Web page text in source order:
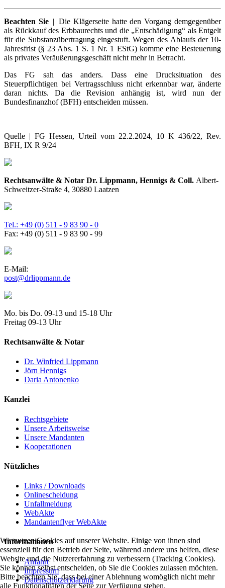
Beachten Sie | Die Klägerseite hatte den Vorgang demgegenüber
als Rückkauf des Erbbaurechts und die „Entschädigung“ als Entgelt
für die Substanzübertragung eingestuft. Wegen des Ablaufs der 10-
Jahresfrist (§ 23 Abs. 1 S. 1 Nr. 1 EStG) komme eine Besteuerung
als privates Veräußerungsgeschäft nicht mehr in Betracht.
Das FG sah das anders. Dass eine Drucksituation des
Steuerpflichtigen bei Vertragsschluss nicht erkennbar war, änderte
daran nichts. Da die Revision anhängig ist, wird nun der
Bundesfinanzhof (BFH) entscheiden müssen.
Quelle | FG Hessen, Urteil vom 22.2.2024, 10 K 436/22, Rev.
BFH, IX R 9/24
Rechtsanwälte & Notar Dr. Lippmann, Hennigs & Coll. Albert-
Schweitzer-Straße 4, 30880 Laatzen
Tel.: +49 (0) 511 - 9 83 90 - 0
Fax: +49 (0) 511 - 9 83 90 - 99
E-Mail:
post@drlippmann.de
Mo. bis Do. 09-13 und 15-18 Uhr
Freitag 09-13 Uhr
Rechtsanwälte & Notar
Dr. Winfried Lippmann
Jörn Hennigs
Daria Antonenko
Kanzlei
Rechtsgebiete
Unsere Arbeitsweise
Unsere Mandanten
Kooperationen
Nützliches
Links / Downloads
Onlinescheidung
Unfallmeldung
WebAkte
Mandantenflyer WebAkte
Informationen
Anfahrt
Impressum
Datenschutzerklärung
Wir nutzen Cookies auf unserer Website. Einige von ihnen sind
essenziell für den Betrieb der Seite, während andere uns helfen, diese
Website und die Nutzererfahrung zu verbessern (Tracking Cookies).
Sie können selbst entscheiden, ob Sie die Cookies zulassen möchten.
Bitte beachten Sie, dass bei einer Ablehnung womöglich nicht mehr
alle Funktionalitäten der Seite zur Verfügung stehen.